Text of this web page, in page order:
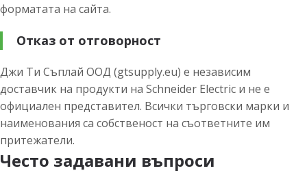
форматата на сайта.
Отказ от отговорност
Джи Ти Съплай ООД (gtsupply.eu) е независим
доставчик на продукти на Schneider Electric и не е
официален представител. Всички търговски марки и
наименования са собственост на съответните им
притежатели.
Често задавани въпроси